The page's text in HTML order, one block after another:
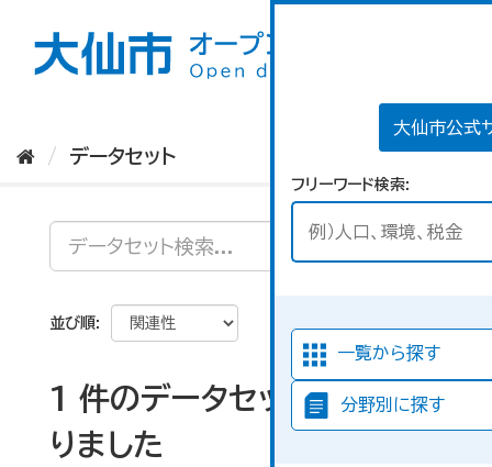
大仙市公式
フリーワード検索
一覧から探す
分野別に探す
データセット
並び順
1 件のデータセットが見つか
りました